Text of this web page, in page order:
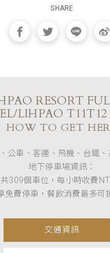
SHARE
RESORT
LIHPAO
HOW TO GET
公車、客運、飛機、台鐵
地下停車場資訊：
309個車位，每小時收費
免費停車，餐飲消費最多可
交通資訊